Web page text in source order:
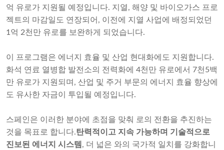
억 유로가 지원될 예정입니다. 지열, 해양 및 바이오가스 프로
젝트의 마감일도 연장되어, 이전에 지열 사업에 배정되었던
1억 2천만 유로를 보완하게 되었습니다.
이 프로그램은 에너지 효율 및 산업 현대화에도 지원합니다.
화석 연료 열병합 발전소의 전력화에 4천만 유로에서 7천5백
만 유로가 지원되며, 산업 및 주거 부문의 에너지 효율 향상에
도 유사한 자금이 투입될 예정입니다.
스페인은 이러한 분야에 초점을 맞춰 로의 전환을 추진하는
것을 목표로 합니다.탄력적이고 지속 가능하며 기술적으로
진보된 에너지 시스템 , 더 넓은 와의 국가적 일치를 강화합니